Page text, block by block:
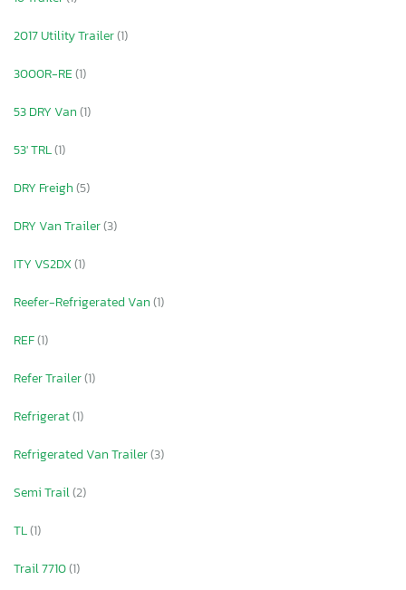
2017 Utility Trailer(1)
3000R-RE(1)
53 DRY Van(1)
53' TRL(1)
DRY Freigh(5)
DRY Van Trailer(3)
ITY VS2DX(1)
Reefer-Refrigerated Van(1)
REF(1)
Refer Trailer(1)
Refrigerat(1)
Refrigerated Van Trailer(3)
Semi Trail(2)
TL(1)
Trail 7710(1)